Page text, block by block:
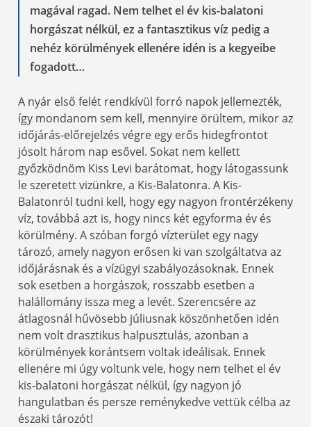
magával ragad. Nem telhet el év kis-balatoni
horgászat nélkül, ez a fantasztikus víz pedig a
nehéz körülmények ellenére idén is a kegyeibe
fogadott…
A nyár első felét rendkívül forró napok jellemezték,
így mondanom sem kell, mennyire örültem, mikor az
időjárás-előrejelzés végre egy erős hidegfrontot
jósolt három nap esővel. Sokat nem kellett
győzködnöm Kiss Levi barátomat, hogy látogassunk
le szeretett vizünkre, a Kis-Balatonra. A Kis-
Balatonról tudni kell, hogy egy nagyon frontérzékeny
víz, továbbá azt is, hogy nincs két egyforma év és
körülmény. A szóban forgó vízterület egy nagy
tározó, amely nagyon erősen ki van szolgáltatva az
időjárásnak és a vízügyi szabályozásoknak. Ennek
sok esetben a horgászok, rosszabb esetben a
halállomány issza meg a levét. Szerencsére az
átlagosnál hűvösebb júliusnak köszönhetően idén
nem volt drasztikus halpusztulás, azonban a
körülmények korántsem voltak ideálisak. Ennek
ellenére mi úgy voltunk vele, hogy nem telhet el év
kis-balatoni horgászat nélkül, így nagyon jó
hangulatban és persze reménykedve vettük célba az
északi tározót!